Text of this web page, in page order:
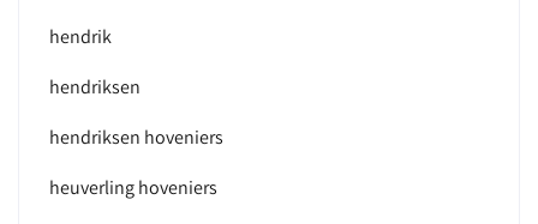
hendrik
hendriksen
hendriksen hoveniers
heuverling hoveniers